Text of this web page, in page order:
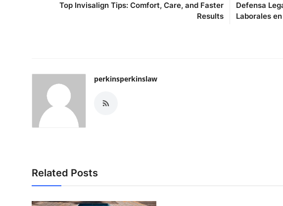
Top Invisalign Tips: Comfort, Care, and Faster
Results
Defensa
Laborales en
perkinsperkinslaw
Related Posts